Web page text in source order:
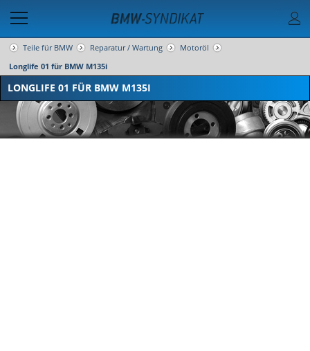
Teile für BMW Reparatur / Wartung
Motoröl
Longlife 01 für BMW M135i
LONGLIFE 01 FÜR BMW M135I